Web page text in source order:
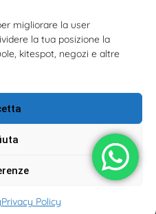
migliorare la user
la tua posizione la
kitespot, negozi e altre
Privacy PolicyKitesurf Italiana